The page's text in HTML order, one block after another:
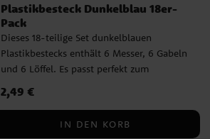
Plastikbesteck Dunkelblau 18er-
Pack
Dieses 18-teilige Set dunkelblauen
Plastikbestecks enthält 6 Messer, 6 Gabeln
und 6 Löffel. Es passt perfekt zum
Anlässen, bei denen Sie einfach, praktisch
6 Messer, 6 Gabeln und 6 Löffel ✓
Preis :2,49 €
2,49 €
IN DEN KORB